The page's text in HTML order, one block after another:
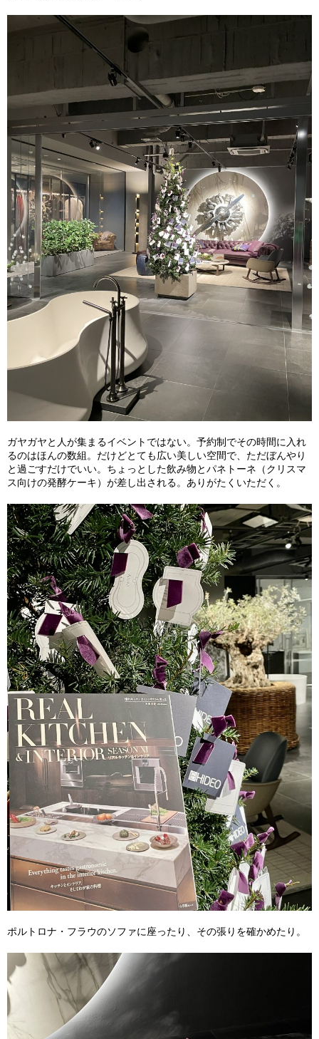
ガヤガヤと人が集まるイベントではない。予約制でその時間に入れ
るのはほんの数組。だけどとても広い美しい空間で、ただぼんやり
と過ごすだけでいい。ちょっとした飲み物とパネトーネ（クリスマ
ス向けの発酵ケーキ）が差し出される。ありがたくいただく。
ポルトロナ・フラウのソファに座ったり、その張りを確かめたり。